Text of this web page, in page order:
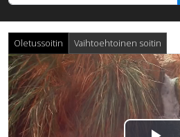
Oletussoitin Vaihtoehtoinen soitin